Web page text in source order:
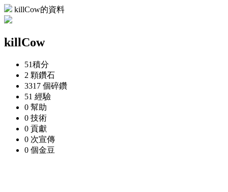
killCow的資料
killCow
51積分
2 顆鑽石
3317 個碎鑽
51 經驗
0 幫助
0 技術
0 貢獻
0 次宣傳
0 個金豆